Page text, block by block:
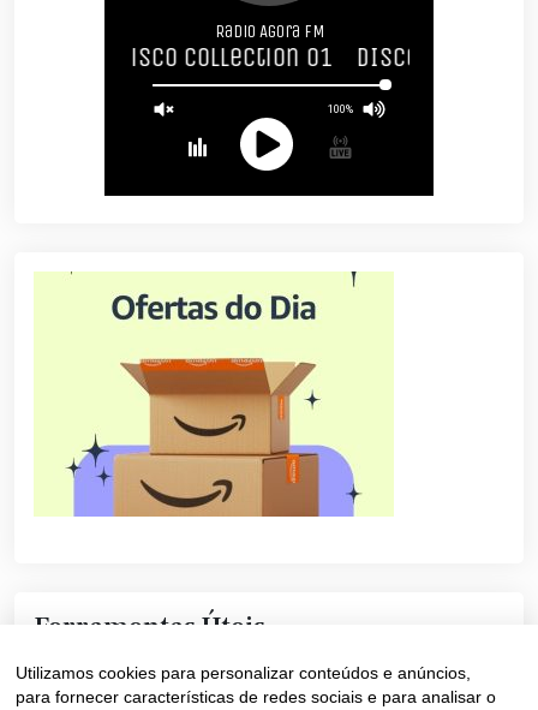
Ferramentas Úteis
Converter Texto Maisúscula +
Utilizamos cookies para personalizar conteúdos e anúncios,
para fornecer características de redes sociais e para analisar o